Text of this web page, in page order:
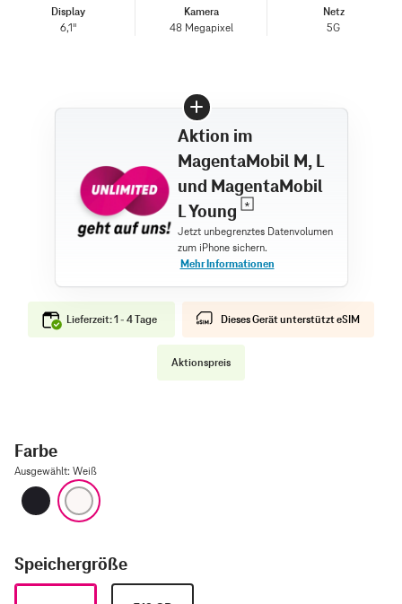
Display
6,1"
Kamera
48 Megapixel
Netz
5G
Aktion im
MagentaMobil M, L
und MagentaMobil
L Young
Lieferzeit: 1 - 4 Tage Dieses Gerät unterstützt eSIM
Aktionspreis
Farbe
Ausgewählt: Weiß
Schwarz
Speichergröße